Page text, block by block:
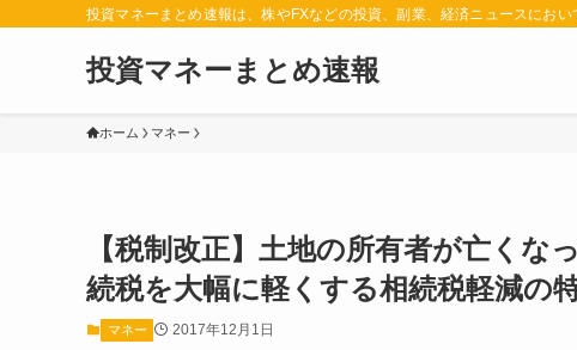
投資マネーまとめ速報は、株やFXなどの投資、副業、経済ニュースにお
投資マネーまとめ速報
ホーム マネー
【税制改正】土地の所有者が亡くな
続税を大幅に軽くする相続税軽減の
マネー 2017年12月1日